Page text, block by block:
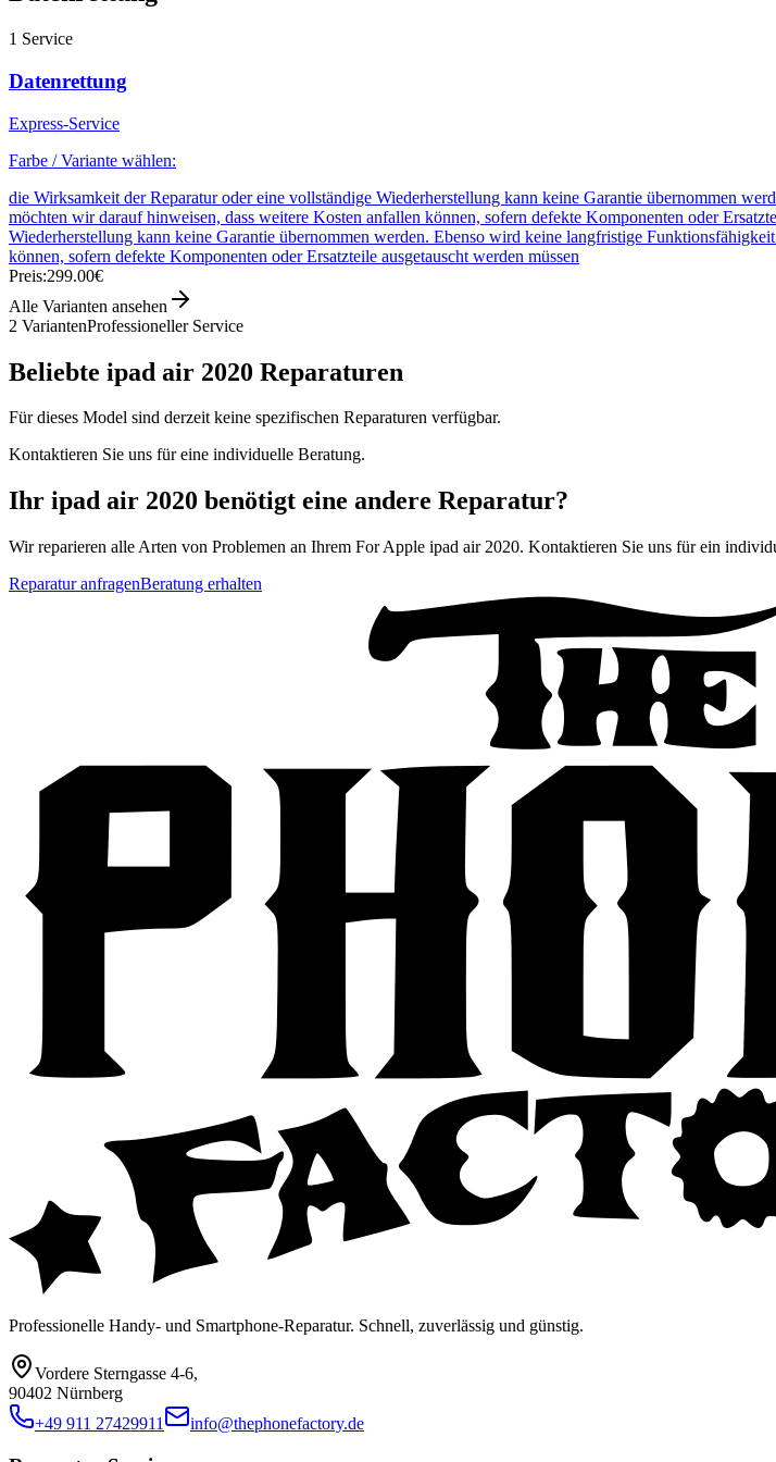
1 Service
Datenrettung
Express-Service
Farbe / Variante wählen:
die Wirksamkeit der Reparatur oder eine vollständige Wiederherstellung kann keine Garantie übernommen
möchten wir darauf hinweisen, dass weitere Kosten anfallen können, sofern defekte Komponenten oder
Wiederherstellung kann keine Garantie übernommen werden. Ebenso wird keine langfristige
können, sofern defekte Komponenten oder Ersatzteile ausgetauscht werden müssen
Preis:299.00€
Alle Varianten ansehen
2 VariantenProfessioneller Service
Beliebte ipad air 2020 Reparaturen
Für dieses Model sind derzeit keine spezifischen Reparaturen verfügbar.
Kontaktieren Sie uns für eine individuelle Beratung.
Ihr ipad air 2020 benötigt eine andere Reparatur?
Wir reparieren alle Arten von Problemen an Ihrem For Apple ipad air 2020. Kontaktieren Sie uns für ein
Reparatur anfragenBeratung erhalten
Professionelle Handy- und Smartphone-Reparatur. Schnell, zuverlässig und günstig.
Vordere Sterngasse 4-6,
90402 Nürnberg
+49 911 27429911
info@thephonefactory.de